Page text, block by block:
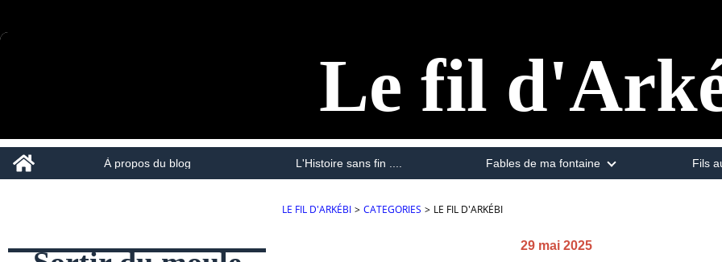
Le fil
Home
À propos du blog
L'Histoire sans fin .... Fables de ma fontaine Fils
LE FIL D'ARKÉBI > CATEGORIES > LE FIL D'ARKÉBI
29 mai 2025